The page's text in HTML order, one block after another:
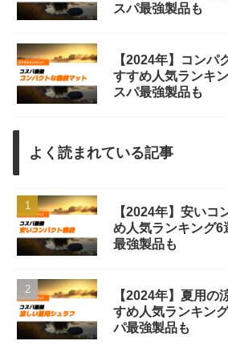
スパ最強製品も
【2024年】コンパ
すすめ人気ランキ
スパ最強製品も
よく読まれている記事
【2024年】安いコ
め人気ランキング6
最強製品も
【2024年】夏用の
すめ人気ランキン
パ最強製品も